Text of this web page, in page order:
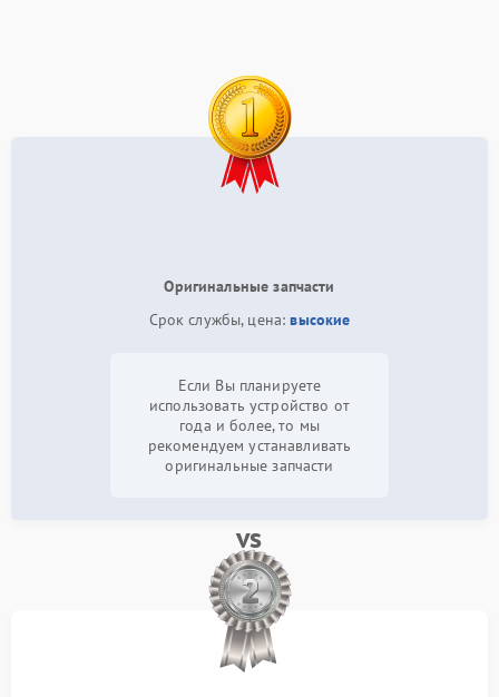
Оригинальные запчасти
Срок службы, цена:высокие
Если Вы планируете
использовать устройство от
года и более, то мы
рекомендуем устанавливать
оригинальные запчасти
vs